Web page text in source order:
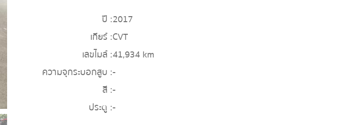
ปี :2017
เกียร์ :CVT
เลขไมล์ :41,934 km
ความจุกระบอกสูบ :-
สี :-
ประตู :-